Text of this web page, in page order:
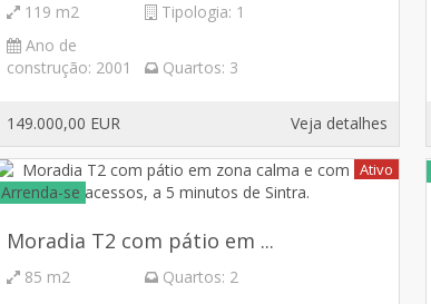
119 m2 Tipologia: 1
Ano de
construção: 2001 Quartos: 3
149.000,00 EUR Veja detalhes
Ativo
Arrenda-se
Moradia T2 com pátio em ...
85 m2 Quartos: 2